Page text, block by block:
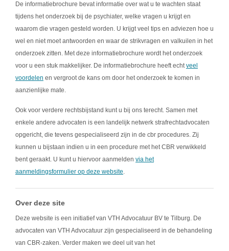
De informatiebrochure bevat informatie over wat u te wachten staat
tijdens het onderzoek bij de psychiater, welke vragen u krijgt en
waarom die vragen gesteld worden. U krijgt veel tips en adviezen hoe u
wel en niet moet antwoorden en waar de strikvragen en valkuilen in het
onderzoek zitten. Met deze informatiebrochure wordt het onderzoek
voor u een stuk makkelijker. De informatiebrochure heeft echtveel
voordelen en vergroot de kans om door het onderzoek te komen in
aanzienlijke mate.
Ook voor verdere rechtsbijstand kunt u bij ons terecht. Samen met
enkele andere advocaten is een landelijk netwerk strafrechtadvocaten
opgericht, die tevens gespecialiseerd zijn in de cbr procedures. Zij
kunnen u bijstaan indien u in een procedure met het CBR verwikkeld
bent geraakt. U kunt u hiervoor aanmelden via het
aanmeldingsformulier op deze website.
Over deze site
Deze website is een initiatief van VTH Advocatuur BV te Tilburg. De
advocaten van VTH Advocatuur zijn gespecialiseerd in de behandeling
van CBR-zaken. Verder maken we deel uit van het